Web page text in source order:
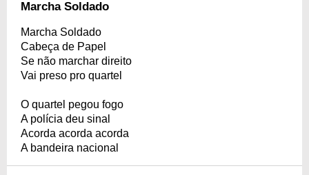
Marcha Soldado
Marcha Soldado
Cabeça de Papel
Se não marchar direito
Vai preso pro quartel
O quartel pegou fogo
A polícia deu sinal
Acorda acorda acorda
A bandeira nacional